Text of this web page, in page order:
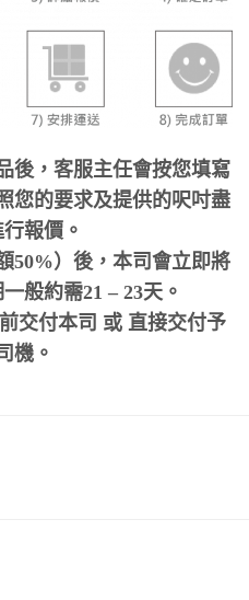
後，客服主任會按您填寫
您的要求及提供的呎吋盡
報價。
50%）後，本司會立即將
般約需21 – 23天。
交付本司 或 直接交付予
機。